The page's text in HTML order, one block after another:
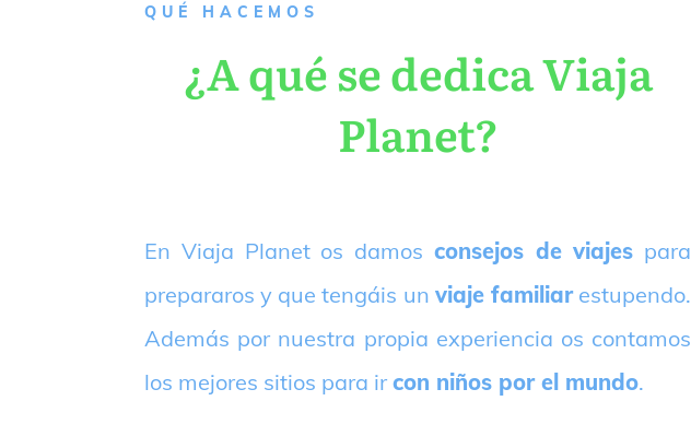
QUÉ HACEMOS
¿A qué se dedica Viaja
Planet?
En Viaja Planet os damos consejos de viajes para
prepararos y que tengáis un viaje familiarestupendo.
Además por nuestra propia experiencia os contamos
los mejores sitios para ir con niños por el mundo.